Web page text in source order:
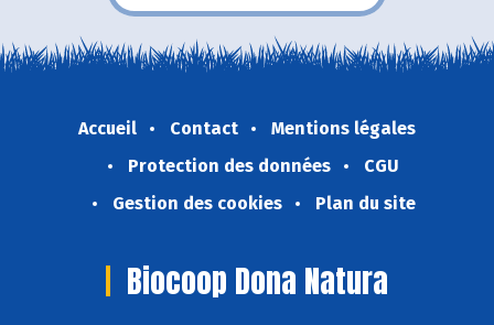
Accueil Contact
Mentions légales
Protection des données
CGU
Gestion des cookies
Plan du site
Biocoop Dona Natura